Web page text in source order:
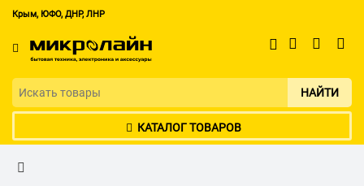
Крым, ЮФО, ДНР, ЛНР
НАЙТИ
КАТАЛОГ ТОВАРОВ